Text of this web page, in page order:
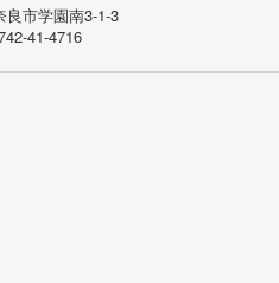
良市学園南3-1-3
41-4716